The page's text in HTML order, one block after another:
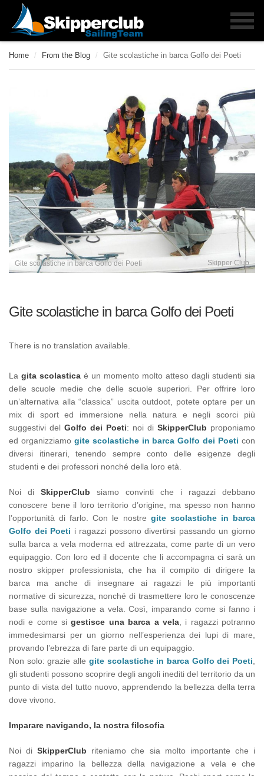
Home / From the Blog / Gite scolastiche in barca Golfo dei Poeti
Gite scolastiche in barca Golfo dei Poeti Skipper Club
Gite scolastiche in barca Golfo dei Poeti
There is no translation available.
La gita scolastica è un momento molto atteso dagli studenti sia
delle scuole medie che delle scuole superiori. Per offrire loro
un’alternativa alla “classica” uscita outdoot, potete optare per un
mix di sport ed immersione nella natura e negli scorci più
suggestivi del Golfo dei Poeti: noi di SkipperClub proponiamo
ed organizziamo gite scolastiche in barca Golfo dei Poeti con
diversi itinerari, tenendo sempre conto delle esigenze degli
studenti e dei professori nonché della loro età.
Noi di SkipperClub siamo convinti che i ragazzi debbano
conoscere bene il loro territorio d’origine, ma spesso non hanno
l’opportunità di farlo. Con le nostre gite scolastiche in barca
Golfo dei Poeti i ragazzi possono divertirsi passando un giorno
sulla barca a vela moderna ed attrezzata, come parte di un vero
equipaggio. Con loro ed il docente che li accompagna ci sarà un
nostro skipper professionista, che ha il compito di dirigere la
barca ma anche di insegnare ai ragazzi le più importanti
normative di sicurezza, nonché di trasmettere loro le conoscenze
base sulla navigazione a vela. Così, imparando come si fanno i
nodi e come sigestisce una barca a vela, i ragazzi potranno
immedesimarsi per un giorno nell’esperienza dei lupi di mare,
provando l’ebrezza di fare parte di un equipaggio.
Non solo: grazie alle gite scolastiche in barca Golfo dei Poeti
gli studenti possono scoprire degli angoli inediti del territorio da un
punto di vista del tutto nuovo, apprendendo la bellezza della terra
dove vivono.
Imparare navigando, la nostra filosofia
Noi diSkipperClub riteniamo che sia molto importante che i
ragazzi imparino la bellezza della navigazione a vela e che